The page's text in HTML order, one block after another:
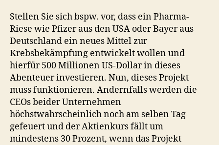
Stellen Sie sich bspw. vor, dass ein Pharma-
Riese wie Pfizer aus den USA oder Bayer aus
Deutschland ein neues Mittel zur
Krebsbekämpfung entwickelt wollen und
hierfür 500 Millionen US-Dollar in dieses
Abenteuer investieren. Nun, dieses Projekt
muss funktionieren. Andernfalls werden die
CEOs beider Unternehmen
höchstwahrscheinlich noch am selben Tag
gefeuert und der Aktienkurs fällt um
mindestens 30 Prozent, wenn das Projekt